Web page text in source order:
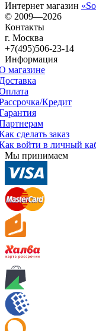
Интернет магазин
© 2009—2026
Контакты
г. Москва
+7(495)506-23-14
Информация
магазине
Кредит
сделать заказ
войти в личный
Мы принимаем